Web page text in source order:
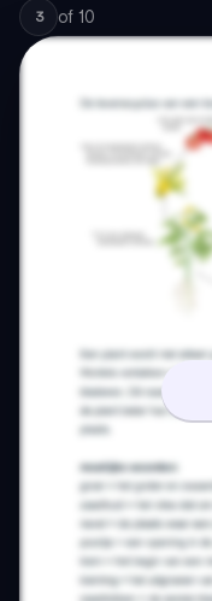
3 of 10